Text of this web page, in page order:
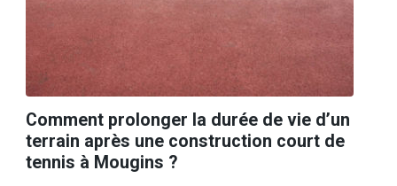
Comment prolonger la durée de vie d’un
terrain après une construction court de
tennis à Mougins ?